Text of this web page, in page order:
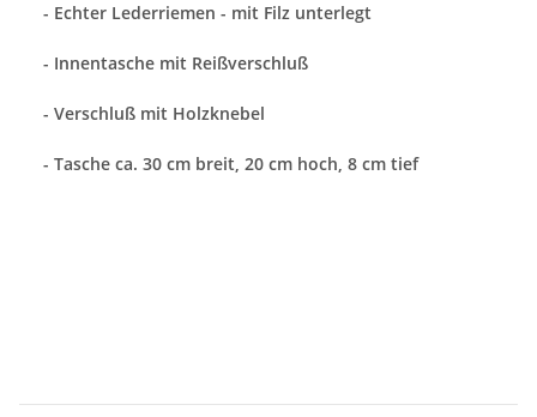
- Echter Lederriemen - mit Filz unterlegt
- Innentasche mit Reißverschluß
- Verschluß mit Holzknebel
- Tasche ca. 30 cm breit, 20 cm hoch, 8 cm tief